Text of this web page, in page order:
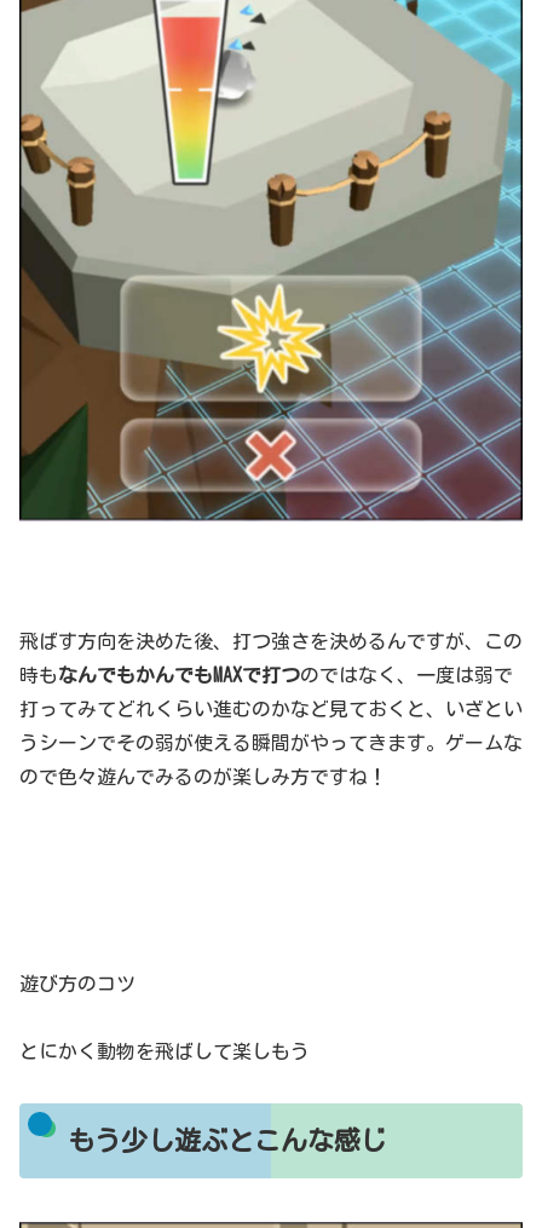
飛ばす方向を決めた後、打つ強さを決めるんですが、この
時もなんでもかんでもMAXで打つのではなく、一度は弱で
打ってみてどれくらい進むのかなど見ておくと、いざとい
うシーンでその弱が使える瞬間がやってきます。ゲームな
ので色々遊んでみるのが楽しみ方ですね！
遊び方のコツ
とにかく動物を飛ばして楽しもう
もう少し遊ぶとこんな感じ